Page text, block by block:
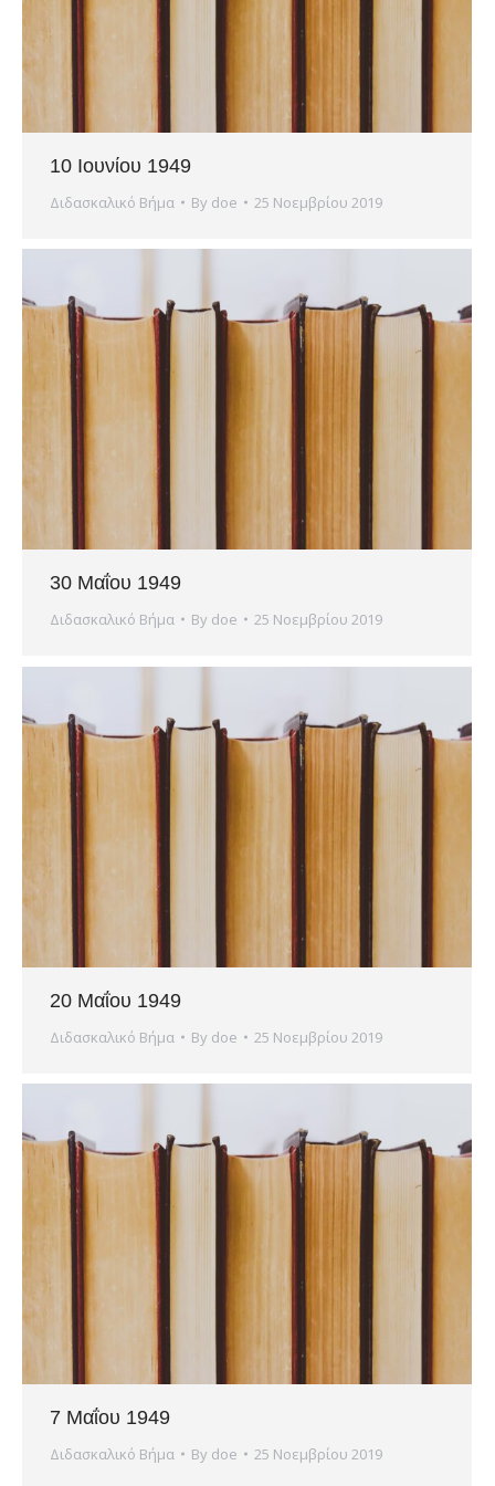
10 Ιουνίου 1949
Διδασκαλικό Βήμα By doe 25 Νοεμβρίου 2019
30 Μαΐου 1949
Διδασκαλικό Βήμα By doe 25 Νοεμβρίου 2019
20 Μαΐου 1949
Διδασκαλικό Βήμα By doe 25 Νοεμβρίου 2019
7 Μαΐου 1949
Διδασκαλικό Βήμα By doe 25 Νοεμβρίου 2019